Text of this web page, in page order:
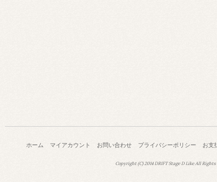
ホーム マイアカウント お問い合わせ プライバシーポリシー お支
Copyright (C) 2014 DRIFT Stage D Like All